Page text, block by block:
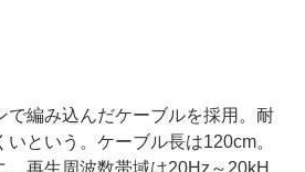
編み込んだケーブルを採用。耐
という。ケーブル長は120cm。
。再生周波数帯域は20Hz～20kH